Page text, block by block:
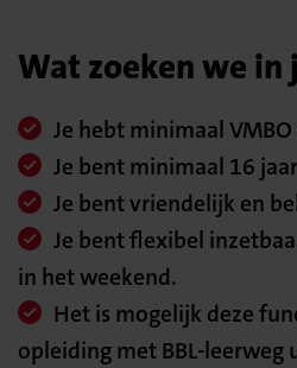
Wat zoeken we in
Je hebt minimaal
Je bent minimaal 16
Je bent vriendelijk en
Je bent flexibel
in het weekend.
Het is mogelijk deze
opleiding met BBL-leerweg